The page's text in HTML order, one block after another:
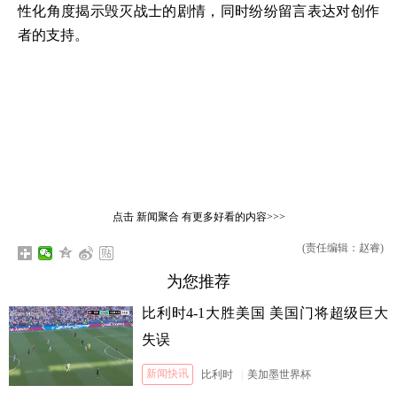
性化角度揭示毁灭战士的剧情，同时纷纷留言表达对创作
者的支持。
点击 新闻聚合有更多好看的内容>>>
(责任编辑：赵睿)
为您推荐
比利时4-1大胜美国 美国门将超级巨大
失误
新闻快讯 比利时 美加墨世界杯